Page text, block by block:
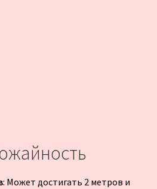
: Может достигать 2 метров и